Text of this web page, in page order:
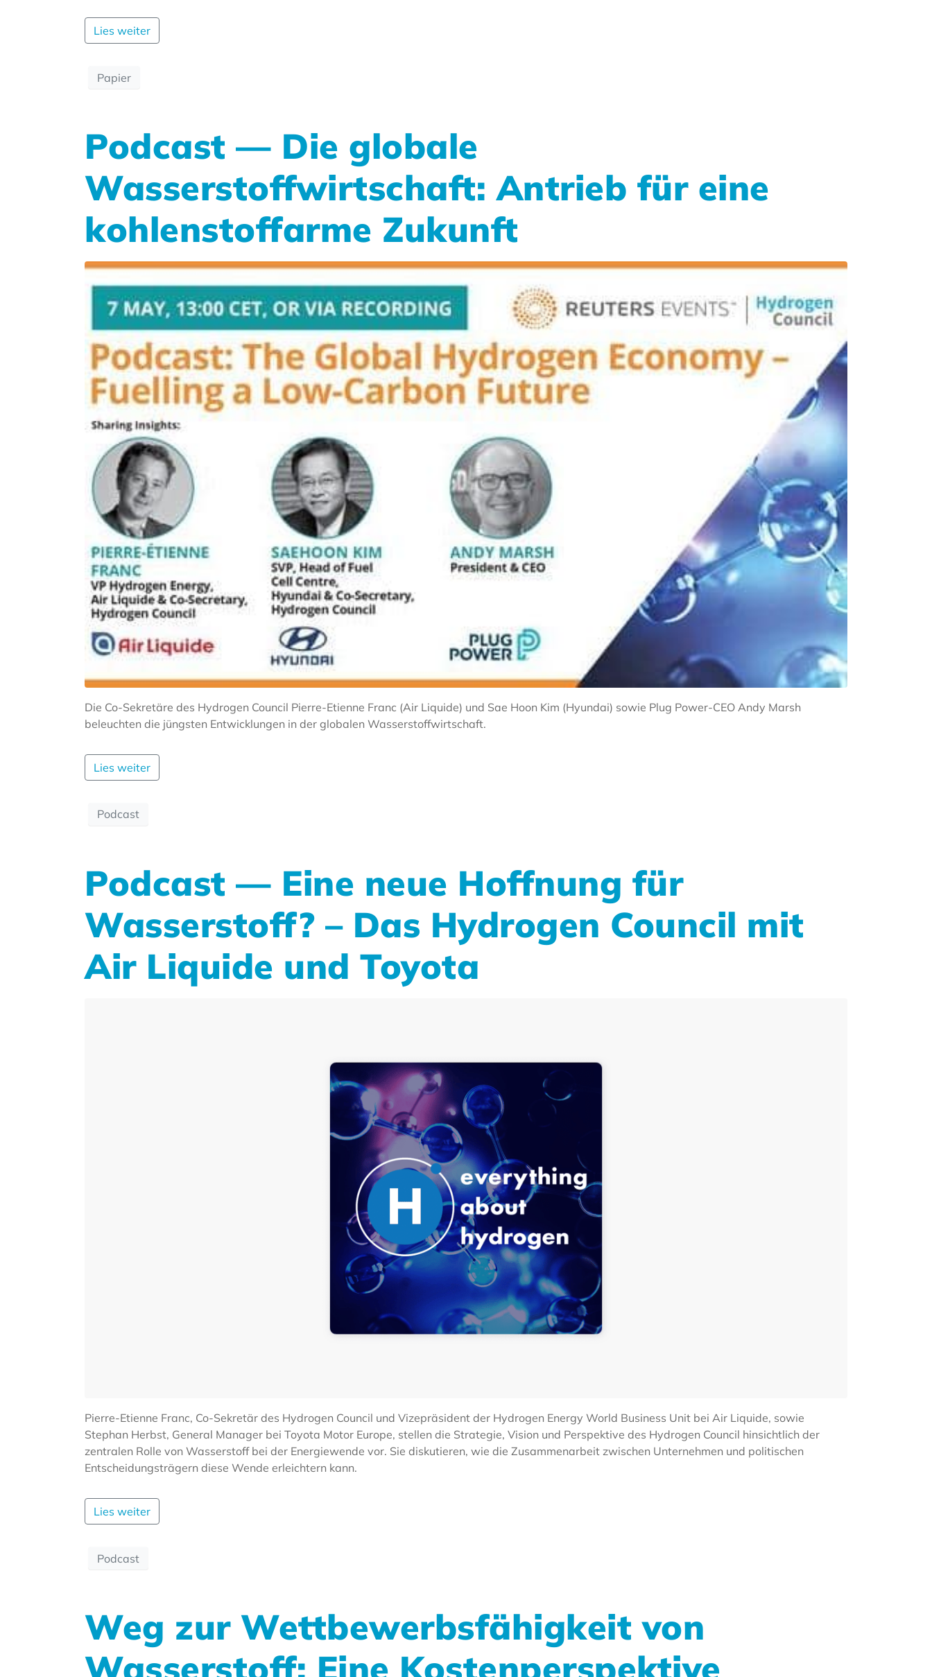
Lies weiter
Papier
Podcast — Die globale
Wasserstoffwirtschaft: Antrieb für eine
kohlenstoffarme Zukunft
Die Co-Sekretäre des Hydrogen Council Pierre-Etienne Franc (Air Liquide) und Sae Hoon Kim (Hyundai) sowie Plug Power-CEO Andy Marsh
beleuchten die jüngsten Entwicklungen in der globalen Wasserstoffwirtschaft.
Lies weiter
Podcast
Podcast — Eine neue Hoffnung für
Wasserstoff? – Das Hydrogen Council mit
Air Liquide und Toyota
Pierre-Etienne Franc, Co-Sekretär des Hydrogen Council und Vizepräsident der Hydrogen Energy World Business Unit bei Air Liquide, sowie
Stephan Herbst, General Manager bei Toyota Motor Europe, stellen die Strategie, Vision und Perspektive des Hydrogen Council hinsichtlich der
zentralen Rolle von Wasserstoff bei der Energiewende vor. Sie diskutieren, wie die Zusammenarbeit zwischen Unternehmen und politischen
Entscheidungsträgern diese Wende erleichtern kann.
Lies weiter
Podcast
Weg zur Wettbewerbsfähigkeit von